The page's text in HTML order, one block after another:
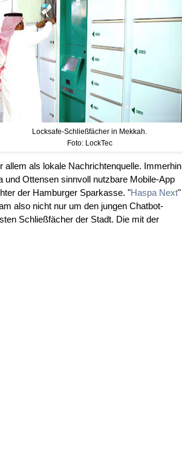
Locksafe-Schließfächer in Mekkah.
Foto: LockTec
als lokale Nachrichtenquelle. Immerhin
und Ottensen sinnvoll nutzbare Mobile-App
der Hamburger Sparkasse. "Haspa Next"
also nicht nur um den jungen Chatbot-
Schließfächer der Stadt. Die mit der